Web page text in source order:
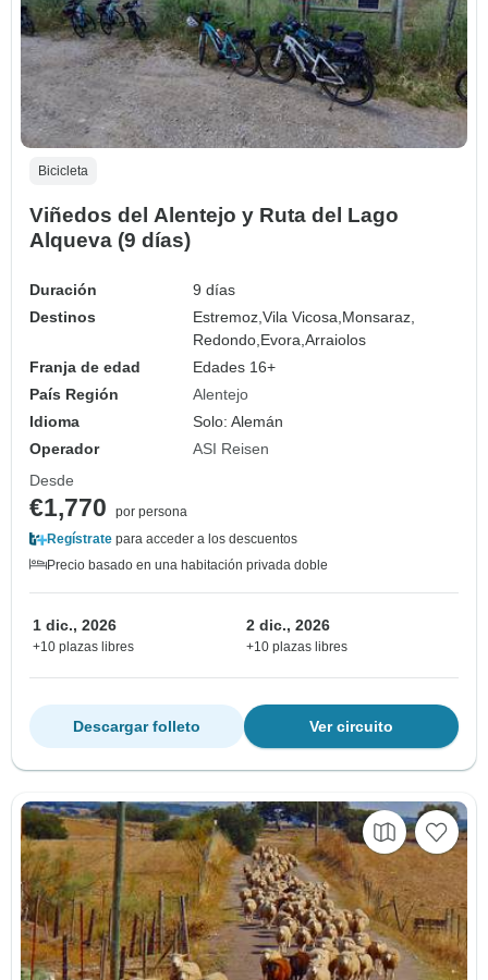
Bicicleta
Viñedos del Alentejo y Ruta del Lago
Alqueva (9 días)
Duración
9 días
Destinos
Estremoz,Vila Vicosa, Monsaraz,
Redondo, Evora,Arraiolos
Franja de edad
Edades 16+
País Región
Alentejo
Idioma
Solo: Alemán
Operador
ASI Reisen
Desde
€1,770
por persona
Regístrate para acceder a los descuentos
Precio basado en una habitación privada doble
1 dic., 2026
+10 plazas libres
2 dic., 2026
+10 plazas libres
Ver circuito
Descargar folleto